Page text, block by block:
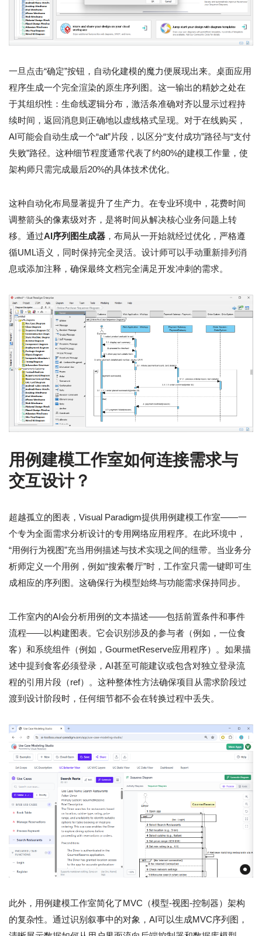
一旦点击“确定”按钮，自动化建模的魔力便展现出来。桌面应用
程序生成一个完全渲染的原生序列图。这一输出的精妙之处在
于其组织性：生命线逻辑分布，激活条准确对齐以显示过程持
续时间，返回消息则正确地以虚线格式呈现。对于在线购买，
AI可能会自动生成一个“alt”片段，以区分“支付成功”路径与“支付
失败”路径。这种细节程度通常代表了约80%的建模工作量，使
架构师只需完成最后20%的具体技术优化。
这种自动化布局显著提升了生产力。在专业环境中，花费时间
调整箭头的像素级对齐，是将时间从解决核心业务问题上转
移。通过AI序列图生成器 ，布局从一开始就经过优化，严格遵
循UML语义，同时保持完全灵活。设计师可以手动重新排列消
息或添加注释，确保最终文档完全满足开发冲刺的需求。
用例建模工作室如何连接需求与
交互设计？
超越孤立的图表，Visual Paradigm提供用例建模工作室——一
个专为全面需求分析设计的专用网络应用程序。在此环境中，
“用例行为视图”充当用例描述与技术实现之间的纽带。当业务分
析师定义一个用例，例如“搜索餐厅”时，工作室只需一键即可生
成相应的序列图。这确保行为模型始终与功能需求保持同步。
工作室内的AI会分析用例的文本描述——包括前置条件和事件
流程——以构建图表。它会识别涉及的参与者（例如，一位食
客）和系统组件（例如，GourmetReserve应用程序）。如果描
述中提到食客必须登录，AI甚至可能建议或包含对独立登录流
程的引用片段（ref）。这种整体性方法确保项目从需求阶段过
渡到设计阶段时，任何细节都不会在转换过程中丢失。
此外，用例建模工作室简化了MVC（模型-视图-控制器）架构
的复杂性。通过识别叙事中的对象，AI可以生成MVC序列图，